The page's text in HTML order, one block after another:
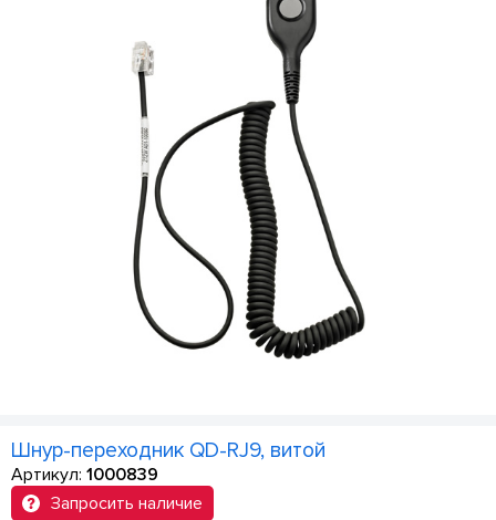
Шнур-переходник QD-RJ9, витой
Артикул: 1000839
Запросить наличие